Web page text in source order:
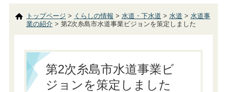
トップページ > くらしの情報 > 水道・下水道 > 水道 > 水道事
業の紹介> 第2次糸島市水道事業ビジョンを策定しました
第2次糸島市水道事業ビ
ジョンを策定しました